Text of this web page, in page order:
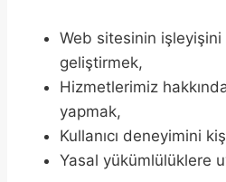
Web sitesinin işleyişini
geliştirmek,
Hizmetlerimiz
yapmak,
Kullanıcı deneyimini
Yasal yükümlülüklere